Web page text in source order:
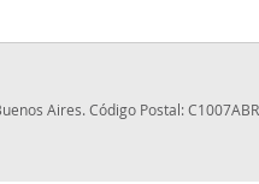
Aires. Código Postal: